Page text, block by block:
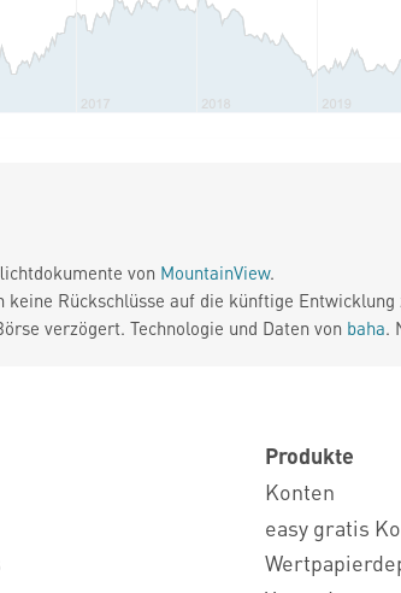
von MountainView.
Rückschlüsse auf die künftige Entwicklung
verzögert. Technologie und Daten von baha.
Produkte
Konten
easy gratis